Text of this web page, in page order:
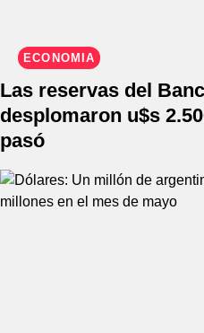
ECONOMÍA
Las reservas del
desplomaron u$s
pasó